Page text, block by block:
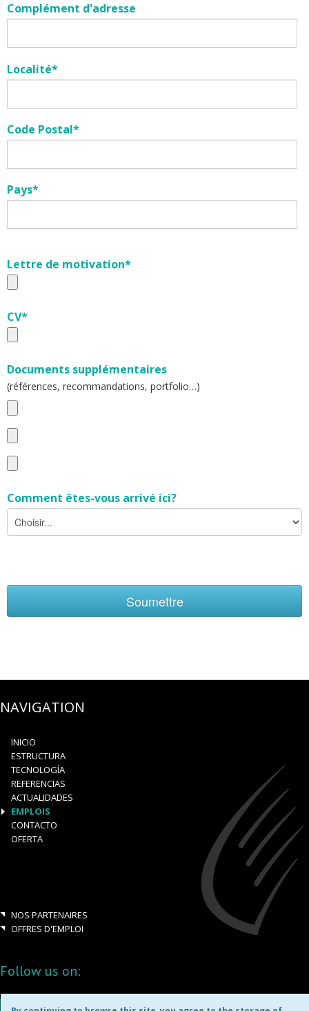
Complément d'adresse
Localité*
Code Postal*
Pays*
Lettre de motivation*
CV*
Documents supplémentaires
(références, recommandations, portfolio…)
Comment êtes-vous arrivé ici?
Soumettre
NAVIGATION
INICIO
ESTRUCTURA
TECNOLOGÍA
REFERENCIAS
ACTUALIDADES
EMPLOIS
CONTACTO
OFERTA
NOS PARTENAIRES
OFFRES D'EMPLOI
Follow us on: